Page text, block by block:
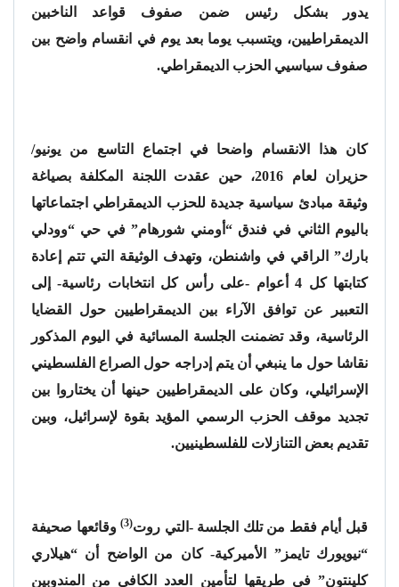
يدور بشكل رئيس ضمن صفوف قواعد الناخبين
الديمقراطيين، ويتسبب يوما بعد يوم في انقسام واضح بين
صفوف سياسيي الحزب الديمقراطي.
كان هذا الانقسام واضحا في اجتماع التاسع من يونيو/
حزيران لعام 2016، حين عقدت اللجنة المكلفة بصياغة
وثيقة مبادئ سياسية جديدة للحزب الديمقراطي اجتماعاتها
باليوم الثاني في فندق “أومني شورهام” في حي “وودلي
بارك” الراقي في واشنطن، وتهدف الوثيقة التي تتم إعادة
كتابتها كل 4 أعوام -على رأس كل انتخابات رئاسية- إلى
التعبير عن توافق الآراء بين الديمقراطيين حول القضايا
الرئاسية، وقد تضمنت الجلسة المسائية في اليوم المذكور
نقاشا حول ما ينبغي أن يتم إدراجه حول الصراع الفلسطيني
الإسرائيلي، وكان على الديمقراطيين حينها أن يختاروا بين
تجديد موقف الحزب الرسمي المؤيد بقوة لإسرائيل، وبين
تقديم بعض التنازلات للفلسطينيين.
قبل أيام فقط من تلك الجلسة -التي روت(3)
وقائعها صحيفة
“نيويورك تايمز” الأميركية- كان من الواضح أن “هيلاري
كلينتون” في طريقها لتأمين العدد الكافي من المندوبين